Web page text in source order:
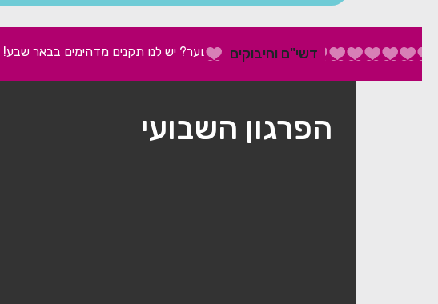
דשי"ם וחיבוקים
מחפשת שירות עם נוער? יש לנו תקנים מדהימים בבאר שבע! צלצלי
הפרגון השבועי